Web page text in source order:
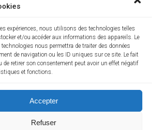
expériences, nous utilisons des technologies telles
et/ou accéder aux informations des appareils. Le
nous permettra de traiter des données
de navigation ou les ID uniques sur ce site. Le fait
de retirer son consentement peut avoir un effet négatif
et fonctions.
Accepter
Refuser